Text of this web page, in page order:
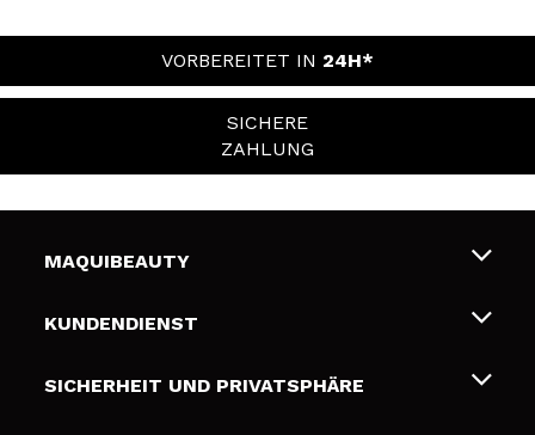
VORBEREITET IN 24H*
SICHERE
ZAHLUNG
MAQUIBEAUTY
Über uns
Geschenkkarten
KUNDENDIENST
Liefer- und Versandkosten
SICHERHEIT UND PRIVATSPHÄRE